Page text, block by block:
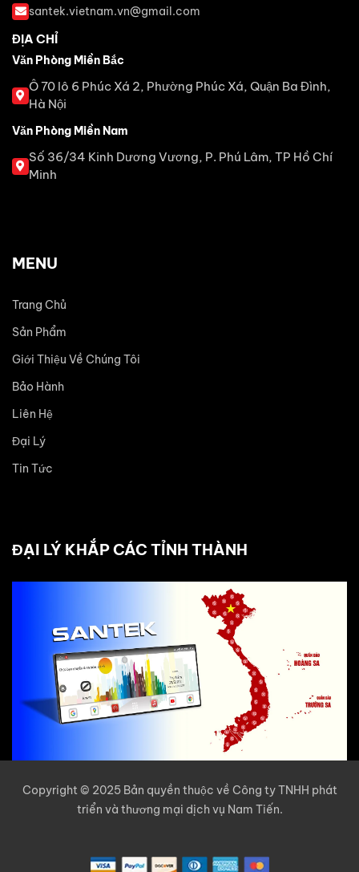
santek.vietnam.vn@gmail.com
ĐỊA CHỈ
Văn Phòng Miền Bắc
Ô 70 lô 6 Phúc Xá 2, Phường Phúc Xá, Quận Ba Đình,
Hà Nội
Văn Phòng Miền Nam
Số 36/34 Kinh Dương Vương, P. Phú Lâm, TP Hồ Chí
Minh
MENU
Trang Chủ
Sản Phẩm
Giới Thiệu Về Chúng Tôi
Bảo Hành
Liên Hệ
Đại Lý
Tin Tức
ĐẠI LÝ KHẮP CÁC TỈNH THÀNH
Copyright © 2025 Bản quyền thuộc về Công ty TNHH phát
triển và thương mại dịch vụ Nam Tiến.